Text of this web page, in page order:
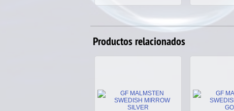
Productos relacionados